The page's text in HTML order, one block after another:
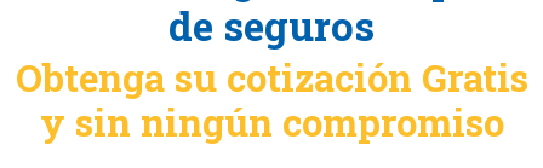
de seguros
Obtenga su cotización Gratis
y sin ningún compromiso